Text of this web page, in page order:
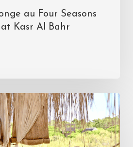
au Four Seasons
Kasr Al Bahr